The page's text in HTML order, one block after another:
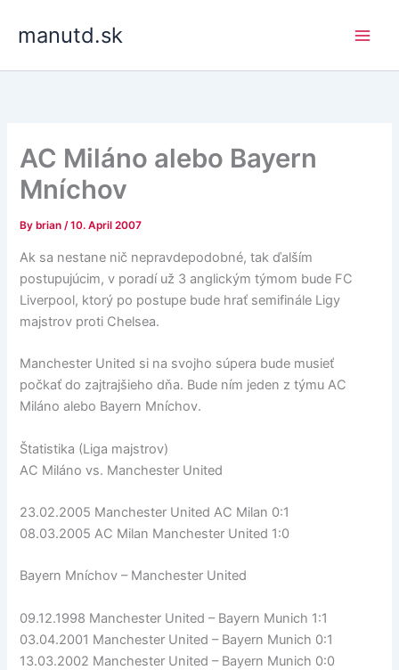
manutd.sk
AC Miláno alebo Bayern
Mníchov
By brian/10. April 2007
Ak sa nestane nič nepravdepodobné, tak ďalším
postupujúcim, v poradí už 3 anglickým týmom bude FC
Liverpool, ktorý po postupe bude hrať semifinále Ligy
majstrov proti Chelsea.
Manchester United si na svojho súpera bude musieť
počkať do zajtrajšieho dňa. Bude ním jeden z týmu AC
Miláno alebo Bayern Mníchov.
Štatistika (Liga majstrov)
AC Miláno vs. Manchester United
23.02.2005 Manchester United AC Milan 0:1
08.03.2005 AC Milan Manchester United 1:0
Bayern Mníchov – Manchester United
09.12.1998 Manchester United – Bayern Munich 1:1
03.04.2001 Manchester United – Bayern Munich 0:1
13.03.2002 Manchester United – Bayern Munich 0:0